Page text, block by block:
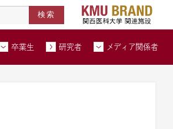
卒業生 研究者 メディア関係者
カルネットワーク
養成拠点形成事業
・保護者トップページへ
教職員トップページへ
卒業生トップページへ